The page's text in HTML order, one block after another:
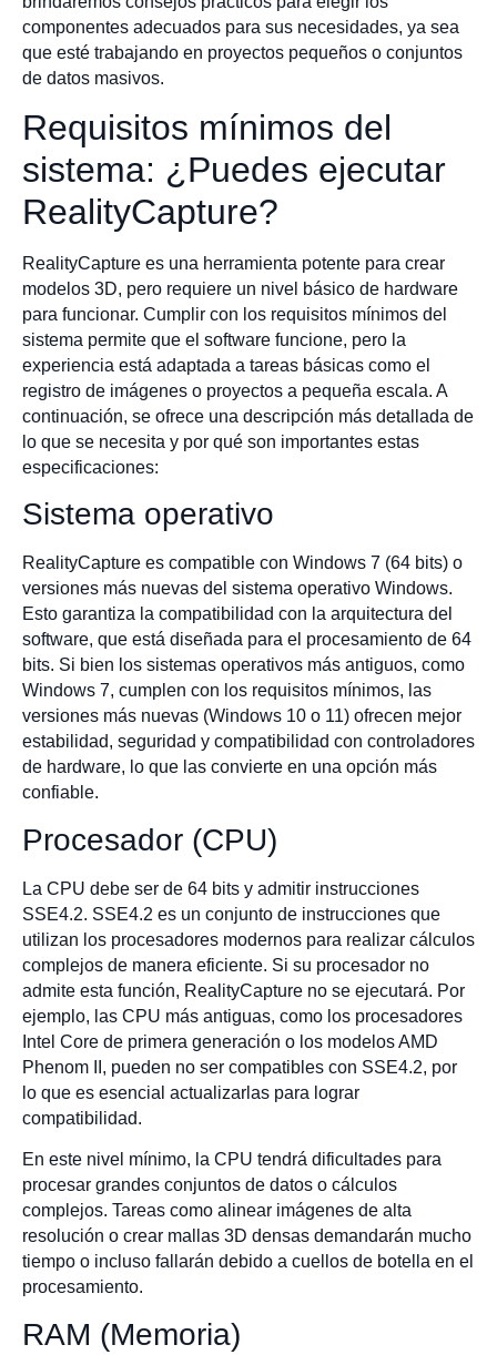
componentes adecuados para sus necesidades, ya sea
que esté trabajando en proyectos pequeños o conjuntos
de datos masivos.
Requisitos mínimos del
sistema: ¿Puedes ejecutar
RealityCapture?
RealityCapture es una herramienta potente para crear
modelos 3D, pero requiere un nivel básico de hardware
para funcionar. Cumplir con los requisitos mínimos del
sistema permite que el software funcione, pero la
experiencia está adaptada a tareas básicas como el
registro de imágenes o proyectos a pequeña escala. A
continuación, se ofrece una descripción más detallada de
lo que se necesita y por qué son importantes estas
especificaciones:
Sistema operativo
RealityCapture es compatible con Windows 7 (64 bits) o
versiones más nuevas del sistema operativo Windows.
Esto garantiza la compatibilidad con la arquitectura del
software, que está diseñada para el procesamiento de 64
bits. Si bien los sistemas operativos más antiguos, como
Windows 7, cumplen con los requisitos mínimos, las
versiones más nuevas (Windows 10 o 11) ofrecen mejor
estabilidad, seguridad y compatibilidad con controladores
de hardware, lo que las convierte en una opción más
confiable.
Procesador (CPU)
La CPU debe ser de 64 bits y admitir instrucciones
SSE4.2. SSE4.2 es un conjunto de instrucciones que
utilizan los procesadores modernos para realizar cálculos
complejos de manera eficiente. Si su procesador no
admite esta función, RealityCapture no se ejecutará. Por
ejemplo, las CPU más antiguas, como los procesadores
Intel Core de primera generación o los modelos AMD
Phenom II, pueden no ser compatibles con SSE4.2, por
lo que es esencial actualizarlas para lograr
compatibilidad.
En este nivel mínimo, la CPU tendrá dificultades para
procesar grandes conjuntos de datos o cálculos
complejos. Tareas como alinear imágenes de alta
resolución o crear mallas 3D densas demandarán mucho
tiempo o incluso fallarán debido a cuellos de botella en el
procesamiento.
RAM (Memoria)